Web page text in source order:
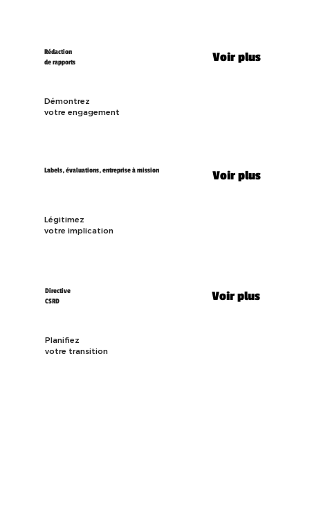
Rédaction
de rapports
Démontrez
votre engagement
Voir plus
Labels, évaluations, entreprise à mission
Légitimez
votre implication
Voir plus
Directive
CSRD
Planifiez
votre transition
Voir plus